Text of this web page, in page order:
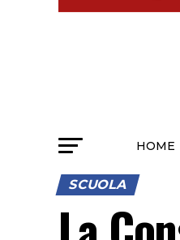
HOME
SCUOLA